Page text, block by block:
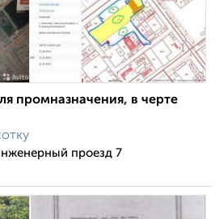
промназначения, в черте
проезд 7